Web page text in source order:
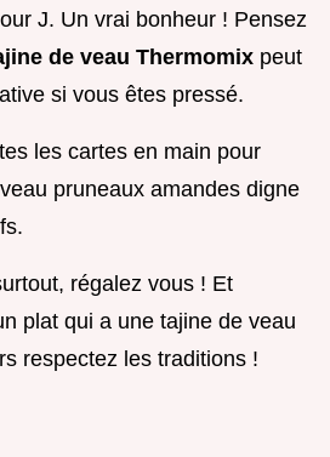
J. Un vrai bonheur ! Pensez
de veau Thermomix peut
si vous êtes pressé.
les cartes en main pour
pruneaux amandes digne
régalez vous ! Et
plat qui a une tajine de veau
respectez les traditions !